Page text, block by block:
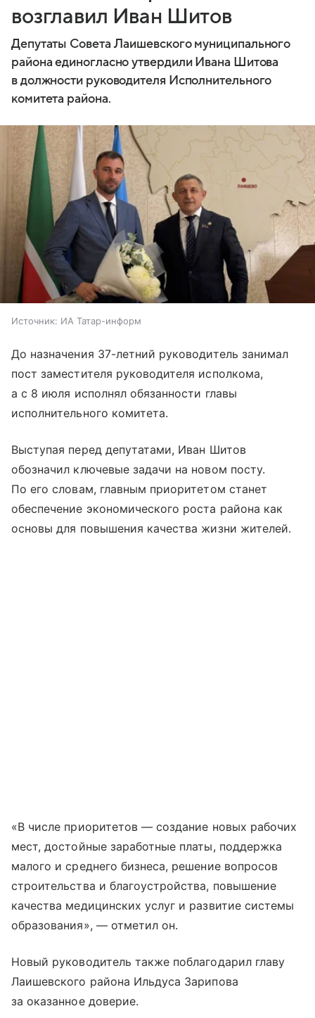
возглавил Иван Шитов
Депутаты Совета Лаишевского муниципального
района единогласно утвердили Ивана Шитова
в должности руководителя Исполнительного
комитета района.
Источник: ИА Татар-информ
До назначения 37-летний руководитель занимал
пост заместителя руководителя исполкома,
а с 8 июля исполнял обязанности главы
исполнительного комитета.
Выступая перед депутатами, Иван Шитов
обозначил ключевые задачи на новом посту.
По его словам, главным приоритетом станет
обеспечение экономического роста района как
основы для повышения качества жизни жителей.
«В числе приоритетов — создание новых рабочих
мест, достойные заработные платы, поддержка
малого и среднего бизнеса, решение вопросов
строительства и благоустройства, повышение
качества медицинских услуг и развитие системы
образования», — отметил он.
Новый руководитель также поблагодарил главу
Лаишевского района Ильдуса Зарипова
за оказанное доверие.